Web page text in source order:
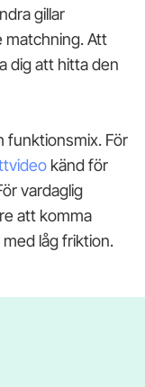
gillar
matchning. Att
dig att hitta den
funktionsmix. För
känd för
vardaglig
att komma
låg friktion.